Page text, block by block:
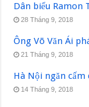
Dân biểu Ramon
28 Tháng 9, 2018
Ông Võ Văn Ái
21 Tháng 9, 2018
Hà Nội ngăn cấm
14 Tháng 9, 2018